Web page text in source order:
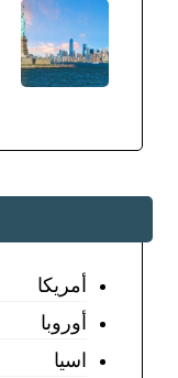
أمريكا
أوروبا
اسيا